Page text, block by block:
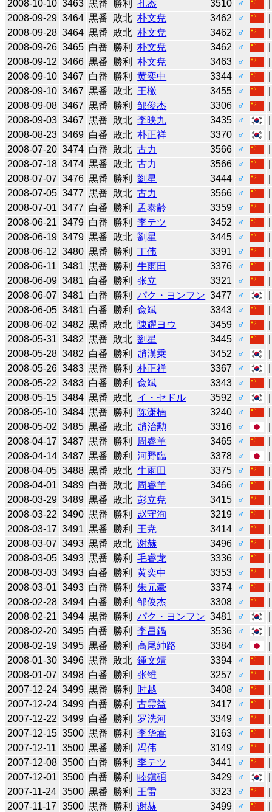
2008-10-10 3463 黒番 勝利 孔杰 3510 ♂
2008-09-29 3464 黒番 敗北 朴文尭 3462 ♂
2008-09-28 3464 黒番 敗北 朴文尭 3462 ♂
2008-09-26 3465 白番 勝利 朴文尭 3462 ♂
2008-09-12 3466 黒番 勝利 朴文尭 3463 ♂
2008-09-10 3467 白番 勝利 黄奕中 3344 ♂
2008-09-10 3467 黒番 敗北 王檄 3455 ♂
2008-09-08 3467 黒番 勝利 邹俊杰 3306 ♂
2008-09-03 3467 黒番 敗北 李映九 3435 ♂
2008-08-23 3469 白番 敗北 朴正祥 3370 ♂
2008-07-20 3474 白番 敗北 古力 3566 ♂
2008-07-18 3474 黒番 敗北 古力 3566 ♂
2008-07-07 3476 黒番 勝利 劉星 3444 ♂
2008-07-05 3477 黒番 敗北 古力 3566 ♂
2008-07-01 3477 白番 勝利 孟泰齢 3359 ♂
2008-06-21 3479 白番 勝利 李テツ 3452 ♂
2008-06-19 3479 黒番 敗北 劉星 3445 ♂
2008-06-12 3480 黒番 勝利 丁伟 3391 ♂
2008-06-11 3481 黒番 勝利 牛雨田 3376 ♂
2008-06-09 3481 白番 勝利 张立 3321 ♂
2008-06-07 3481 白番 勝利 パク・ヨンフン 3477 ♂
2008-06-05 3481 白番 勝利 兪斌 3343 ♂
2008-06-02 3482 黒番 敗北 陳耀ヨウ 3459 ♂
2008-05-31 3482 黒番 敗北 劉星 3445 ♂
2008-05-28 3482 白番 勝利 趙漢乗 3452 ♂
2008-05-26 3483 黒番 勝利 朴正祥 3367 ♂
2008-05-22 3483 白番 勝利 兪斌 3343 ♂
2008-05-15 3484 黒番 敗北 イ・セドル 3592 ♂
2008-05-10 3484 黒番 勝利 陈潇楠 3240 ♂
2008-05-02 3485 黒番 敗北 趙治勲 3316 ♂
2008-04-17 3487 黒番 勝利 周睿羊 3465 ♂
2008-04-14 3487 黒番 勝利 河野臨 3378 ♂
2008-04-05 3488 黒番 敗北 牛雨田 3375 ♂
2008-04-01 3489 白番 敗北 周睿羊 3466 ♂
2008-03-29 3489 黒番 敗北 彭立尭 3415 ♂
2008-03-22 3490 黒番 勝利 赵守洵 3219 ♂
2008-03-17 3491 黒番 勝利 王尭 3414 ♂
2008-03-07 3493 黒番 敗北 谢赫 3496 ♂
2008-03-05 3493 黒番 勝利 毛睿龙 3336 ♂
2008-03-03 3493 白番 勝利 黄奕中 3353 ♂
2008-03-01 3493 白番 勝利 朱元豪 3374 ♂
2008-02-28 3494 白番 勝利 邹俊杰 3308 ♂
2008-02-21 3494 黒番 勝利 パク・ヨンフン 3481 ♂
2008-02-20 3495 白番 勝利 李昌鍋 3536 ♂
2008-02-19 3495 黒番 勝利 高尾紳路 3384 ♂
2008-01-30 3496 黒番 敗北 鍾文靖 3394 ♂
2008-01-07 3498 白番 勝利 张维 3257 ♂
2007-12-24 3499 黒番 勝利 时越 3408 ♂
2007-12-24 3499 白番 勝利 古霊益 3417 ♂
2007-12-22 3499 白番 勝利 罗洗河 3349 ♂
2007-12-15 3500 黒番 勝利 李华嵩 3163 ♂
2007-12-11 3500 黒番 勝利 冯伟 3149 ♂
2007-12-08 3500 白番 勝利 李テツ 3441 ♂
2007-12-01 3500 白番 勝利 睦鎭碩 3429 ♂
2007-11-24 3500 黒番 勝利 王雷 3323 ♂
2007-11-17 3500 黒番 勝利 谢赫 3499 ♂